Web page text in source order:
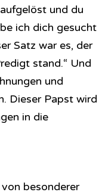
und du
ich dich gesucht
Satz war es, der
stand.“ Und
und
Dieser Papst wird
in die
besonderer